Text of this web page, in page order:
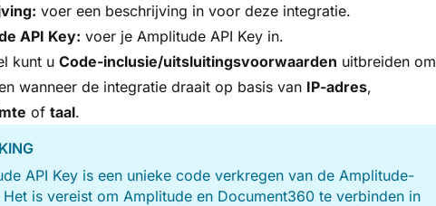
voer een beschrijving in voor deze integratie.
API Key: voer je Amplitude API Key in.
kunt u Code-inclusie/uitsluitingsvoorwaarden uitbreiden om
wanneer de integratie draait op basis van IP-adres,
of taal.
API Key is een unieke code verkregen van de Amplitude-
is vereist om Amplitude en Document360 te verbinden in